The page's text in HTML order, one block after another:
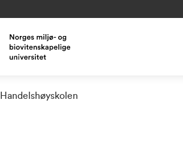
Handelshøyskolen